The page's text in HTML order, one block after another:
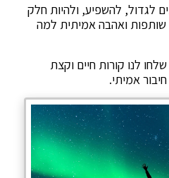
לגדול, להשפיע, ולהיות חלק
ואהבה אמיתית למה
לנו קורות חיים וקצת
אמיתי.